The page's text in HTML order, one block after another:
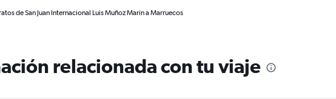
de San Juan Internacional Luis Muñoz Marín a Marruecos
relacionada con tu viaje